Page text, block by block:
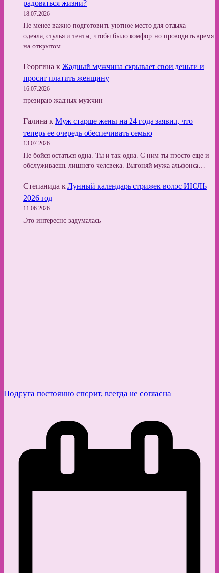
радоваться жизни?
18.07.2026
Не менее важно подготовить уютное место для отдыха —
одеяла, стулья и тенты, чтобы было комфортно проводить время
на открытом…
Георгина к Жадный мужчина скрывает свои деньги и
просит платить женщину
16.07.2026
презираю жадных мужчин
Галина к Муж старше жены на 24 года заявил, что
теперь ее очередь обеспечивать семью
13.07.2026
Не бойся остаться одна. Ты и так одна. С ним ты просто еще и
обслуживаешь лишнего человека. Выгоняй мужа альфонса…
Степанида к Лунный календарь стрижек волос ИЮЛЬ
2026 год
11.06.2026
Это интересно задумалась
Подруга постоянно спорит, всегда не согласна